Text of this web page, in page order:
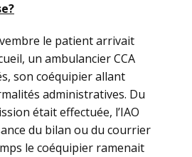
le patient arrivait
un ambulancier CCA
son coéquipier allant
administratives. Du
était effectuée, l’IAO
du bilan ou du courrier
le coéquipier ramenait